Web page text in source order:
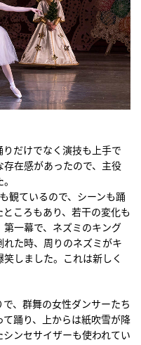
だけでなく演技も上手で
在感があったので、主役
観ているので、シーンも踊
ころもあり、若干の変化も
一幕で、ネズミのキング
た時、周りのネズミがキ
しました。これは新しく
、群舞の女性ダンサーたち
踊り、上からは紙吹雪が降
ンセサイザーも使われてい